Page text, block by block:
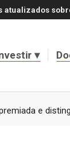
atualizados
e